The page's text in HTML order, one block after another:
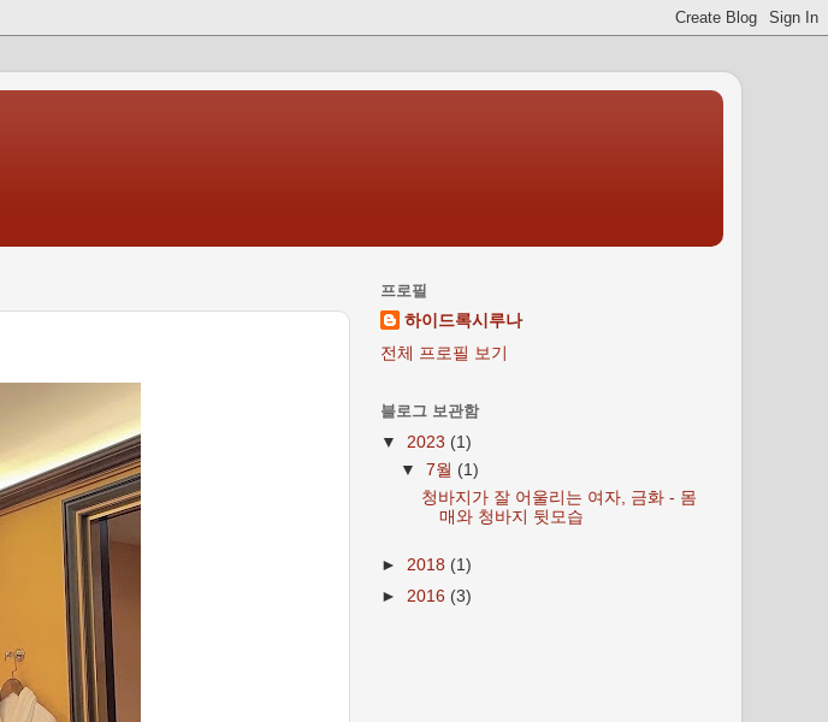
프로필
하이드록시루나
전체 프로필 보기
블로그 보관함
▼ 2023 (1)
▼7월 (1)
청바지가 잘 어울리는 여자, 금화 - 몸
매와 청바지 뒷모습
► 2018 (1)
► 2016 (3)